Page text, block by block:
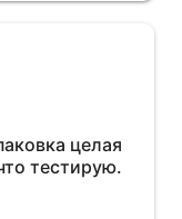
целая
тестирую.